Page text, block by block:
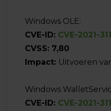
Windows OLE:
CVE-ID: CVE-2021-
CVSS: 7,80
Impact: Uitvoeren
Windows
CVE-ID: CVE-2021-